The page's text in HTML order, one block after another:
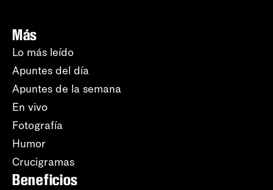
Más
Lo más leído
Apuntes del día
Apuntes de la semana
En vivo
Fotografía
Humor
Crucigramas
Beneficios